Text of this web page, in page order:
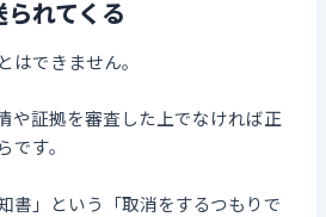
られてくる
はできません。
や証拠を審査した上でなければ正
す。
書」という「取消をするつもりで